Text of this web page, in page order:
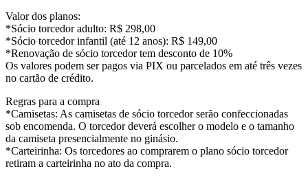
Valor dos planos:
*Sócio torcedor adulto: R$ 298,00
*Sócio torcedor infantil (até 12 anos): R$ 149,00
*Renovação de sócio torcedor tem desconto de 10%
Os valores podem ser pagos via PIX ou parcelados em até três vezes
no cartão de crédito.
Regras para a compra
*Camisetas: As camisetas de sócio torcedor serão confeccionadas
sob encomenda. O torcedor deverá escolher o modelo e o tamanho
da camiseta presencialmente no ginásio.
*Carteirinha: Os torcedores ao comprarem o plano sócio torcedor
retiram a carteirinha no ato da compra.